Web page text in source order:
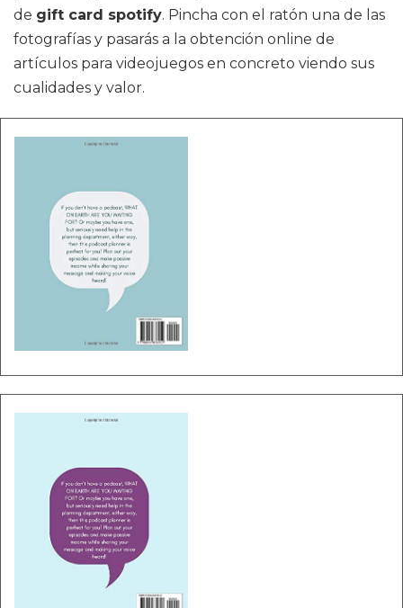
de gift card spotify. Pincha con el ratón una de las
fotografías y pasarás a la obtención online de
artículos para videojuegos en concreto viendo sus
cualidades y valor.